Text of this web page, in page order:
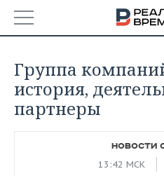
БАШКОРТОСТАН
ТАТАРСТАН
НОВОСТИ
АНАЛИТИКА
НОВОСТИ АНАЛИТИКИ
Группа
история,
партнеры
НОВОСТИ
13:42 МСК